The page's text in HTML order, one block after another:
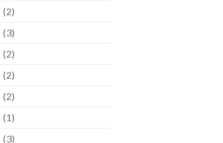
(2)
(3)
(2)
(2)
(2)
(1)
(3)